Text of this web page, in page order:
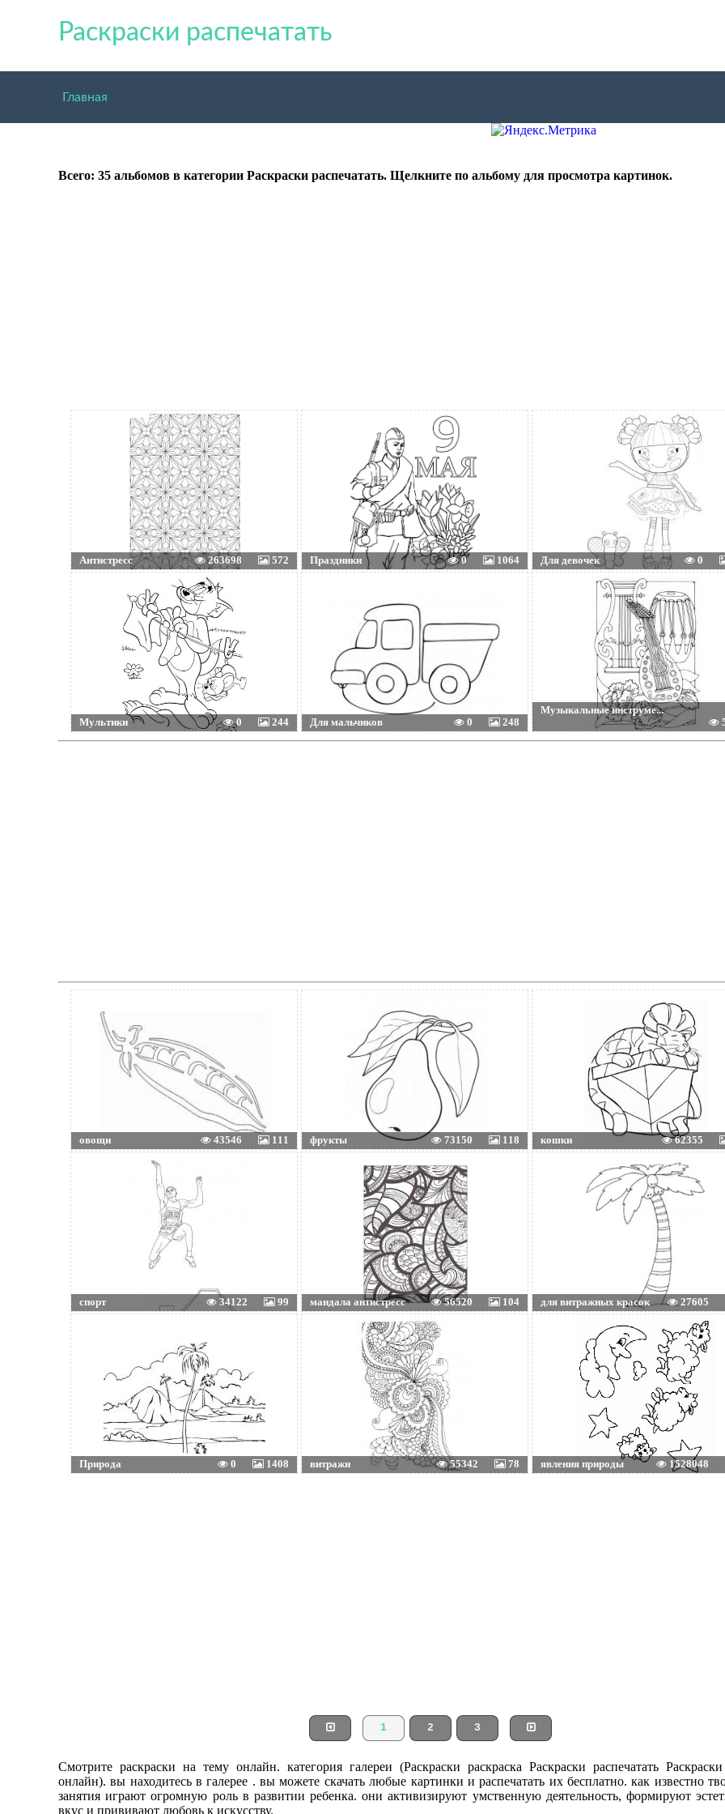
Раскраски распечатать
Главная
Всего: 35 альбомов в категории Раскраски распечатать. Щелкните по альбому для просмотра картинок.
Антистресс 572
263698 Праздники 1064
0 Для девочек 0
Мультики 244
0 Для мальчиков 248
0
Музыкальные инструме...
овощи 111
43546 фрукты 118
73150 кошки 62355
спорт 99
34122 мандала антистресс 104
56520 для витражных красок 27605
Природа 1408
0 витражи 78
55342 явления природы 1528048
1 2 3
Смотрите раскраски на тему онлайн. категория галереи (Раскраски раскраска Раскраски распечатать Раскраски
онлайн). вы находитесь в галерее . вы можете скачать любые картинки и распечатать их бесплатно. как известно
занятия играют огромную роль в развитии ребенка. они активизируют умственную деятельность, формируют
вкус и прививают любовь к искусству.